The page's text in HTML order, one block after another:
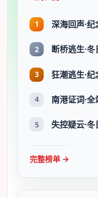
1
2 断桥逃生·
3
4 南港证词·
5 失控疑云·
完整榜单 →